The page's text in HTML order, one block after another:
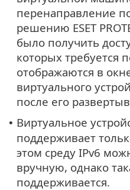
перенаправление
решению ESET
было получить
которых требуется
отображаются в
виртуального
после его
• Виртуальное
поддерживает
этом среду IPv6
вручную, однако
поддерживается.